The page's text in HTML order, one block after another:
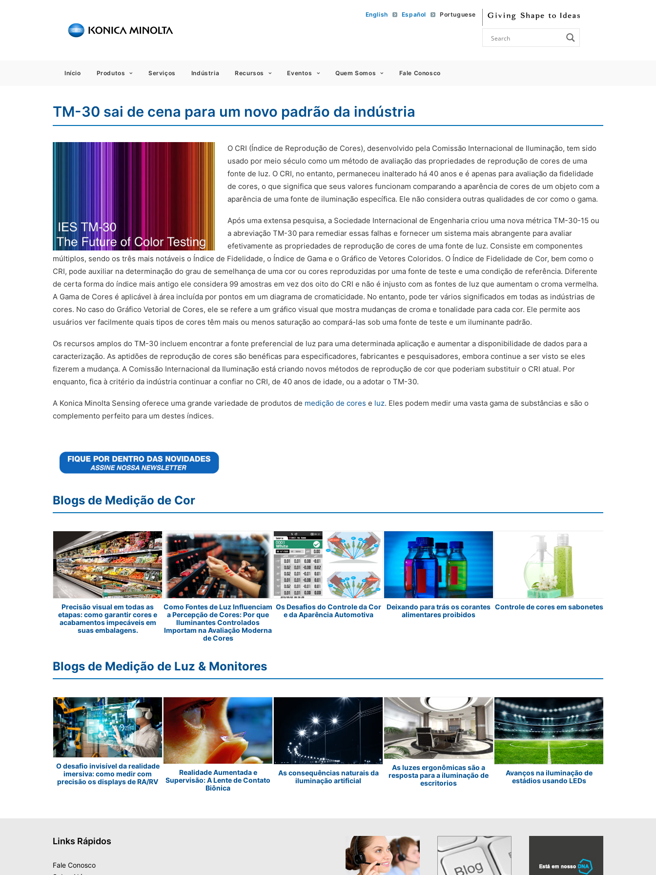
English Español Portuguese
Início Produtos Serviços Indústria Recursos Eventos Quem Somos Fale Conosco
TM-30 sai de cena para um novo padrão da indústria
O CRI (Índice de Reprodução de Cores), desenvolvido pela Comissão Internacional de Iluminação, tem sido
usado por meio século como um método de avaliação das propriedades de reprodução de cores de uma
fonte de luz. O CRI, no entanto, permaneceu inalterado há 40 anos e é apenas para avaliação da fidelidade
de cores, o que significa que seus valores funcionam comparando a aparência de cores de um objeto com a
aparência de uma fonte de iluminação específica. Ele não considera outras qualidades de cor como o gama.
Após uma extensa pesquisa, a Sociedade Internacional de Engenharia criou uma nova métrica TM-30-15 ou
a abreviação TM-30 para remediar essas falhas e fornecer um sistema mais abrangente para avaliar
efetivamente as propriedades de reprodução de cores de uma fonte de luz. Consiste em componentes
múltiplos, sendo os três mais notáveis o Índice de Fidelidade, o Índice de Gama e o Gráfico de Vetores Coloridos. O Índice de Fidelidade de Cor, bem como o
CRI, pode auxiliar na determinação do grau de semelhança de uma cor ou cores reproduzidas por uma fonte de teste e uma condição de referência. Diferente
de certa forma do índice mais antigo ele considera 99 amostras em vez dos oito do CRI e não é injusto com as fontes de luz que aumentam o croma vermelha.
A Gama de Cores é aplicável à área incluída por pontos em um diagrama de cromaticidade. No entanto, pode ter vários significados em todas as indústrias de
cores. No caso do Gráfico Vetorial de Cores, ele se refere a um gráfico visual que mostra mudanças de croma e tonalidade para cada cor. Ele permite aos
usuários ver facilmente quais tipos de cores têm mais ou menos saturação ao compará-las sob uma fonte de teste e um iluminante padrão.
Os recursos amplos do TM-30 incluem encontrar a fonte preferencial de luz para uma determinada aplicação e aumentar a disponibilidade de dados para a
caracterização. As aptidões de reprodução de cores são benéficas para especificadores, fabricantes e pesquisadores, embora continue a ser visto se eles
fizerem a mudança. A Comissão Internacional da Iluminação está criando novos métodos de reprodução de cor que poderiam substituir o CRI atual. Por
enquanto, fica à critério da indústria continuar a confiar no CRI, de 40 anos de idade, ou a adotar o TM-30.
A Konica Minolta Sensing oferece uma grande variedade de produtos de medição de cores e luz. Eles podem medir uma vasta gama de substâncias e são o
complemento perfeito para um destes índices.
Blogs de Medição de Cor
Precisão visual em todas as
etapas: como garantir cores e
acabamentos impecáveis em
suas embalagens.
Como Fontes de Luz Influenciam
a Percepção de Cores: Por que
Iluminantes Controlados
Importam na Avaliação Moderna
de Cores
Os Desafios do Controle da Cor
e da Aparência Automotiva
Deixando para trás os corantes
alimentares proibidos
Controle de cores em sabonetes
Blogs de Medição de Luz & Monitores
O desafio invisível da realidade
imersiva: como medir com
precisão os displays de RA/RV
Realidade Aumentada e
Supervisão: A Lente de Contato
Biônica
As consequências naturais da
iluminação artificial
As luzes ergonômicas são a
resposta para a iluminação de
escritorios
Avanços na iluminação de
estádios usando LEDs
Links Rápidos
Fale Conosco